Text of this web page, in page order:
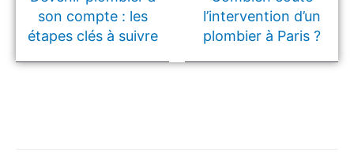
son compte : les
étapes clés à suivre
l’intervention d’un
plombier à Paris ?